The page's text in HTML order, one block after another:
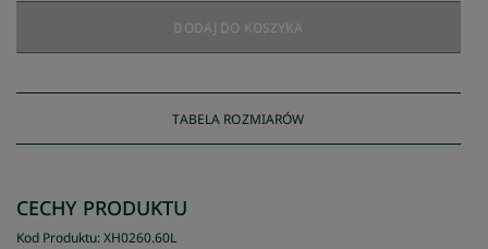
DODAJ DO KOSZYKA
TABELA ROZMIARÓW
CECHY PRODUKTU
Kod Produktu:XH0260.60L